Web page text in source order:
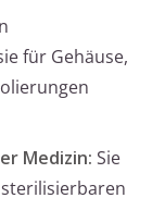
für Gehäuse,
Medizin: Sie